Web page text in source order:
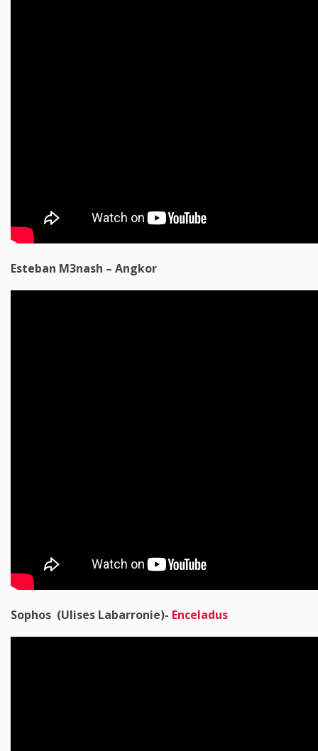
Esteban M3nash – Angkor
Sophos (Ulises Labarronie)- Enceladus